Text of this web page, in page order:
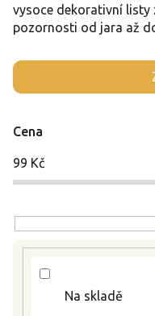
vysoce dekorativní
pozornosti od jara až
Cena
99 Kč
Na skladě
V
ý
s
p
u